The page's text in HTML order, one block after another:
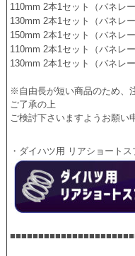
110mm 2本1セット（バネレ
130mm 2本1セット（バネレ
150mm 2本1セット（バネレ
110mm 2本1セット（バネレ
130mm 2本1セット（バネレ
※自由長が短い商品のため、
ご了承の上
ご検討下さいますようお願い
・ダイハツ用 リアショート